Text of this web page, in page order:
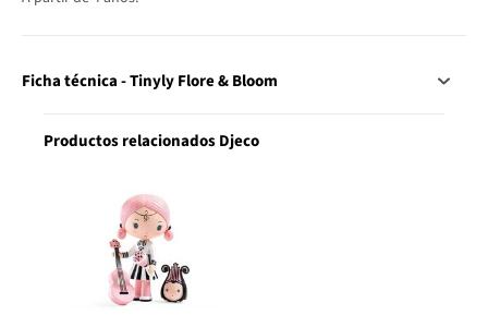
Ficha técnica - Tinyly Flore & Bloom
Productos relacionados Djeco